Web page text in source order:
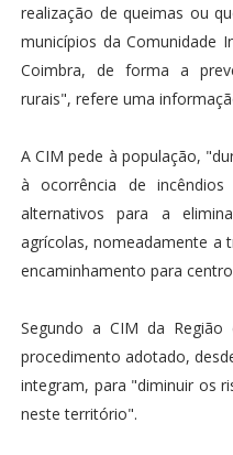
realização de queimas ou
municípios da Comunidade
Coimbra, de forma a
rurais", refere uma
A CIM pede à população,
à ocorrência de
alternativos para a
agrícolas, nomeadamente a
encaminhamento para
Segundo a CIM da
procedimento adotado,
integram, para "diminuir os
neste território".